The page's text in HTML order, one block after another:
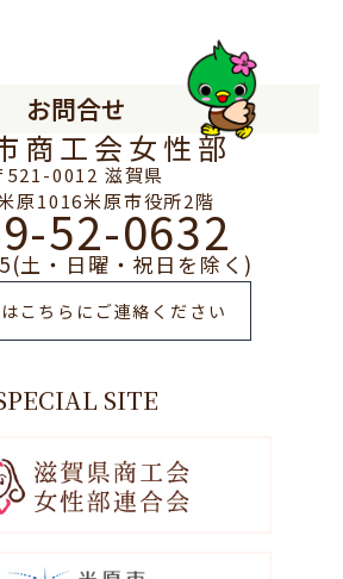
お問合せ
商工会女性部
521-0012 滋賀県
原1016米原市役所2階
52-0632
土・日曜・祝日を除く)
こちらにご連絡ください
SITE